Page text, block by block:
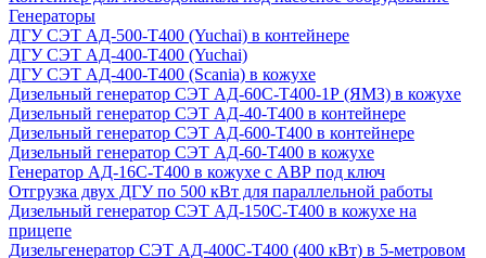
Генераторы
ДГУ СЭТ АД-500-Т400 (Yuchai) в контейнере
ДГУ СЭТ АД-400-Т400 (Yuchai)
ДГУ СЭТ АД-400-Т400 (Scania) в кожухе
Дизельный генератор СЭТ АД-60С-Т400-1Р (ЯМЗ) в кожухе
Дизельный генератор СЭТ АД-40-Т400 в контейнере
Дизельный генератор СЭТ АД-600-Т400 в контейнере
Дизельный генератор СЭТ АД-60-Т400 в кожухе
Генератор АД-16С-Т400 в кожухе с АВР под ключ
Отгрузка двух ДГУ по 500 кВт для параллельной работы
Дизельный генератор СЭТ АД-150С-Т400 в кожухе на
прицепе
Дизельгенератор СЭТ АД-400С-Т400 (400 кВт) в 5-метровом